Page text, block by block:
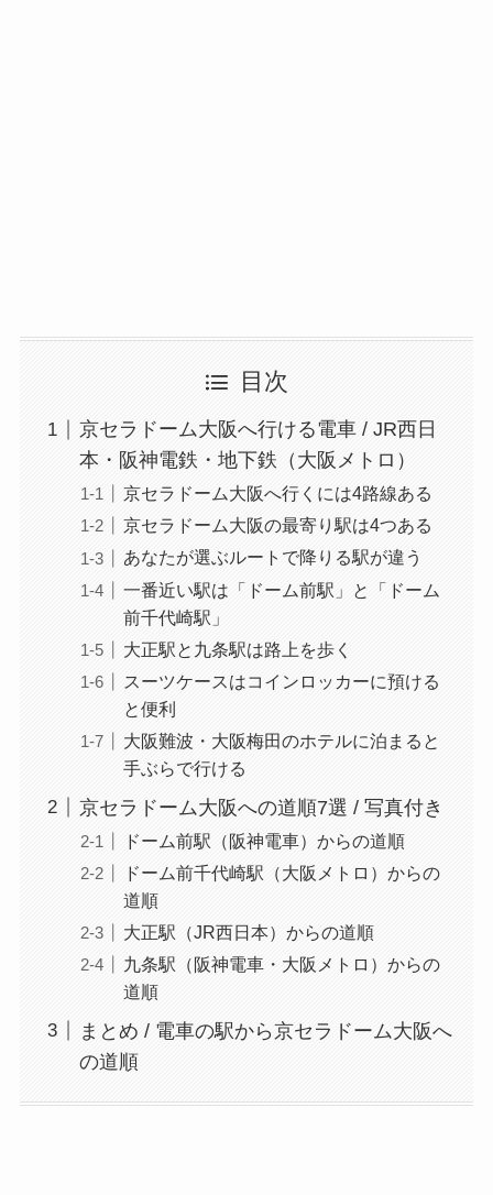
目次
京セラドーム大阪へ行ける電車 / JR西日
本・阪神電鉄・地下鉄（大阪メトロ）
京セラドーム大阪へ行くには4路線ある
京セラドーム大阪の最寄り駅は4つある
あなたが選ぶルートで降りる駅が違う
一番近い駅は「ドーム前駅」と「ドーム
前千代崎駅」
大正駅と九条駅は路上を歩く
スーツケースはコインロッカーに預ける
と便利
大阪難波・大阪梅田のホテルに泊まると
手ぶらで行ける
京セラドーム大阪への道順7選 / 写真付き
ドーム前駅（阪神電車）からの道順
ドーム前千代崎駅（大阪メトロ）からの
道順
大正駅（JR西日本）からの道順
九条駅（阪神電車・大阪メトロ）からの
道順
まとめ / 電車の駅から京セラドーム大阪へ
の道順